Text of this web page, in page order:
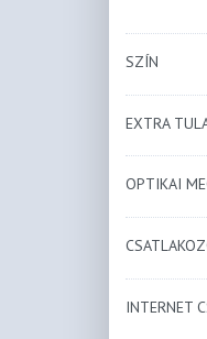
SZÍN
EXTRA
OPTIKAI
INTERNET